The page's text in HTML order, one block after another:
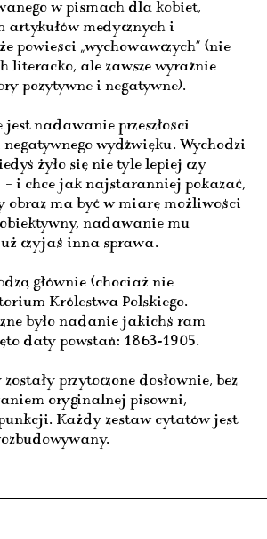
w pismach dla kobiet,
artykułów medycznych i
powieści „wychowawczych” (nie
literacko, ale zawsze wyraźnie
pozytywne i negatywne).
jest nadawanie przeszłości
wydźwięku. Wychodzi
żyło się nie tyle lepiej czy
– i chce jak najstaranniej pokazać,
obraz ma być w miarę możliwości
nadawanie mu
czyjaś inna sprawa.
głównie (chociaż nie
Królestwa Polskiego.
było nadanie jakichś ram
daty powstań: 1863-1905.
przytoczone dosłownie, bez
oryginalnej pisowni,
Każdy zestaw cytatów jest